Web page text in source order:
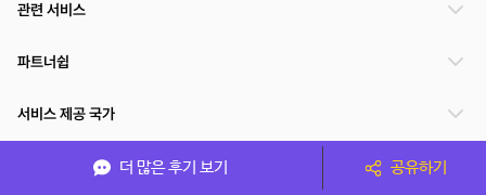
더 많은 후기 보기 공유하기
관련 서비스
파트너쉽
서비스 제공 국가